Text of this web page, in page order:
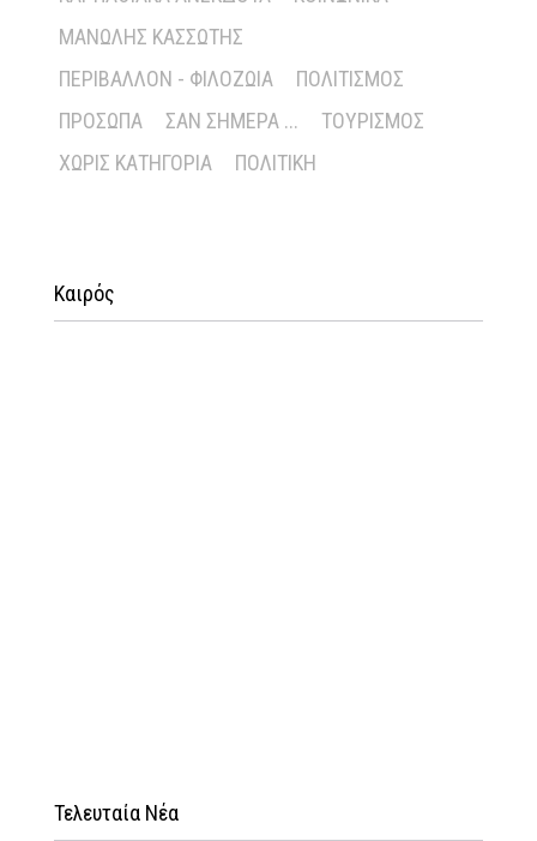
ΜΑΝΏΛΗΣ ΚΑΣΣΏΤΗΣ
ΠΕΡΙΒΆΛΛΟΝ - ΦΙΛΟΖΩΊΑ
ΠΟΛΙΤΙΣΜΌΣ
ΠΡΌΣΩΠΑ
ΣΑΝ ΣΉΜΕΡΑ ...
ΤΟΥΡΙΣΜΌΣ
ΧΩΡΊΣ ΚΑΤΗΓΟΡΊΑ
ΠΟΛΙΤΙΚΉ
Καιρός
Τελευταία Νέα